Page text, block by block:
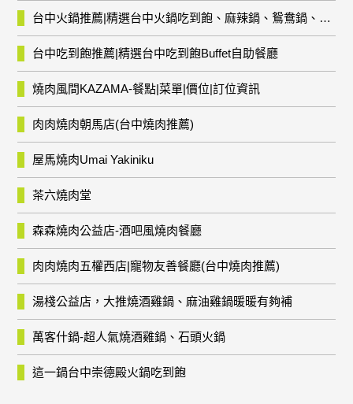
台中火鍋推薦|精選台中火鍋吃到飽、麻辣鍋、鴛鴦鍋、石頭火鍋、酸菜白肉鍋、海鮮鍋、燒酒雞、麻油雞、壽喜燒等熱門人氣火鍋店!
台中吃到飽推薦|精選台中吃到飽Buffet自助餐廳
燒肉風間KAZAMA-餐點|菜單|價位|訂位資訊
肉肉燒肉朝馬店(台中燒肉推薦)
屋馬燒肉Umai Yakiniku
茶六燒肉堂
森森燒肉公益店-酒吧風燒肉餐廳
肉肉燒肉五權西店|寵物友善餐廳(台中燒肉推薦)
湯棧公益店，大推燒酒雞鍋、麻油雞鍋暖暖有夠補
萬客什鍋-超人氣燒酒雞鍋、石頭火鍋
這一鍋台中崇德殿火鍋吃到飽